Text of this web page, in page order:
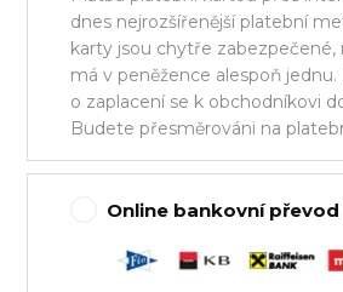
dnes nejrozšířenější platební
karty jsou chytře zabezpečené,
má v peněžence alespoň
o zaplacení se k obchodníkovi
Budete přesměrováni na
Online bankovní převod